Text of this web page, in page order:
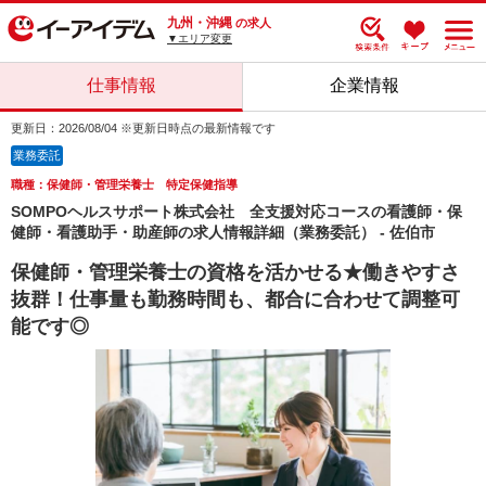
九州・沖縄 の求人
▼エリア変更
仕事情報 企業情報
更新日：2026/08/04 ※更新日時点の最新情報です
業務委託
職種：保健師・管理栄養士 特定保健指導
SOMPOヘルスサポート株式会社 全支援対応コースの看護師・保
健師・看護助手・助産師の求人情報詳細（業務委託） - 佐伯市
保健師・管理栄養士の資格を活かせる★働きやすさ
抜群！仕事量も勤務時間も、都合に合わせて調整可
能です◎